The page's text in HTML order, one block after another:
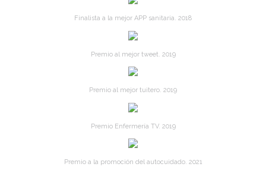
Finalista a la mejor APP sanitaria. 2018
Premio al mejor tweet. 2019
Premio al mejor tuitero. 2019
Premio Enfermería TV. 2019
Premio a la promoción del autocuidado. 2021